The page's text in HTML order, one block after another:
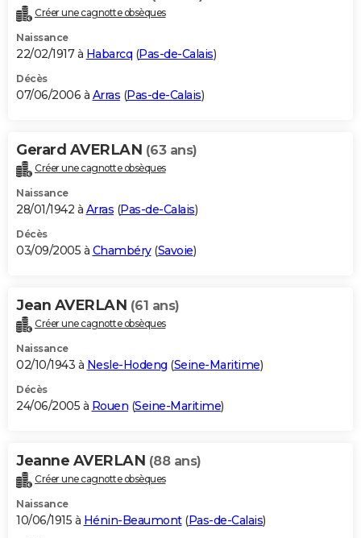
Créer une cagnotte obsèques
Naissance
22/02/1917 à Habarcq (Pas-de-Calais)
Décès
07/06/2006 à Arras (Pas-de-Calais)
Gerard AVERLAN (63 ans)
Créer une cagnotte obsèques
Naissance
28/01/1942 à Arras (Pas-de-Calais)
Décès
03/09/2005 à Chambéry(Savoie)
Jean AVERLAN (61 ans)
Créer une cagnotte obsèques
Naissance
02/10/1943 à Nesle-Hodeng (Seine-Maritime)
Décès
24/06/2005 à Rouen (Seine-Maritime)
Jeanne AVERLAN (88 ans)
Créer une cagnotte obsèques
Naissance
10/06/1915 à Hénin-Beaumont(Pas-de-Calais)